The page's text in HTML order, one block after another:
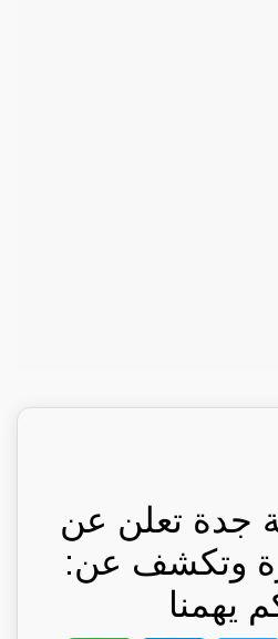
جدة تعلن عن
وتكشف عن:
يهمنا